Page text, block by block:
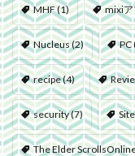
MHF(1) mixiア
Nucleus(2) PC
recipe(4)
security(7) Site
The Elder